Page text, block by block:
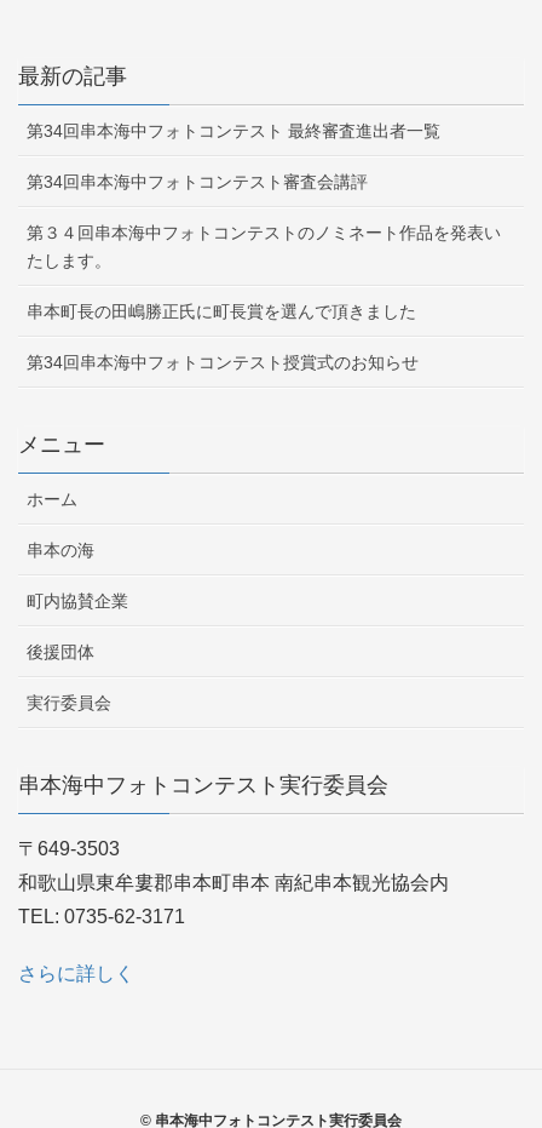
最新の記事
第34回串本海中フォトコンテスト 最終審査進出者一覧
第34回串本海中フォトコンテスト審査会講評
第３４回串本海中フォトコンテストのノミネート作品を発表い
たします。
串本町長の田嶋勝正氏に町長賞を選んで頂きました
第34回串本海中フォトコンテスト授賞式のお知らせ
メニュー
ホーム
串本の海
町内協賛企業
後援団体
実行委員会
串本海中フォトコンテスト実行委員会
〒649-3503
和歌山県東牟婁郡串本町串本 南紀串本観光協会内
TEL: 0735-62-3171
さらに詳しく
© 串本海中フォトコンテスト実行委員会